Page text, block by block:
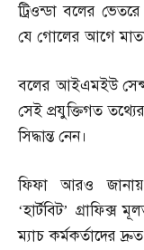
ট্রিওন্ডা বলের
যে গোলের আগে
বলের আইএমইউ
সেই প্রযুক্তিগত
সিদ্ধান্ত নেন।
ফিফা আরও জানায়
‘হার্টবিট’
ম্যাচ কর্মকর্তাদের